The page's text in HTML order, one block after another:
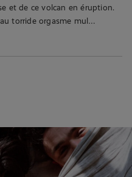
et de ce volcan en éruption.
torride orgasme mul…